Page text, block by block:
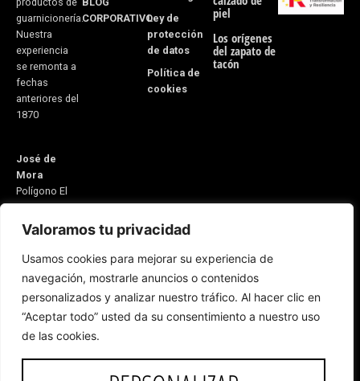
Valoramos tu privacidad
Usamos cookies para mejorar su experiencia de
navegación, mostrarle anuncios o contenidos
personalizados y analizar nuestro tráfico. Al hacer clic en
“Aceptar todo” usted da su consentimiento a nuestro uso
de las cookies.
guarnicionería.
Nuestra
experiencia
se remonta a
fechas
anteriores del
1870
José de
Mora
Polígono El
Monete Nave
31
21600
Valverde del
Camino
Huelva,
España
Email:
Atención al
CORPORATIVOLey de
protección
de datos
Política de
cookies
piel
Los orígenes
del zapato de
tacón